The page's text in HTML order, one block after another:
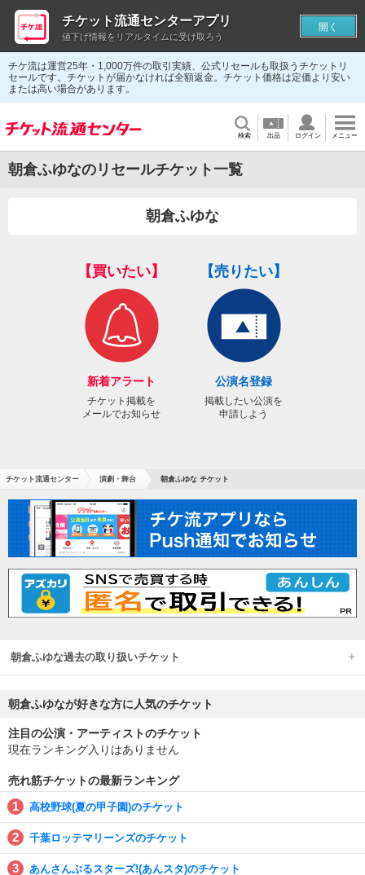
チケ流は運営25年・1,000万件の取引実績、公式リセールも取扱うチケットリ
セールです。チケットが届かなければ全額返金。チケット価格は定価より安い
または高い場合があります。
検索 出品 ログイン メニュー
朝倉ふゆなのリセールチケット一覧
朝倉ふゆな
【買いたい】
新着アラート
チケット掲載を
メールでお知らせ
【売りたい】
公演名登録
掲載したい公演を
申請しよう
チケット流通センター 演劇・舞台 朝倉ふゆな チケット
朝倉ふゆな過去の取り扱いチケット
朝倉ふゆなが好きな方に人気のチケット
注目の公演・アーティストのチケット
現在ランキング入りはありません
売れ筋チケットの最新ランキング
高校野球(夏の甲子園)のチケット
千葉ロッテマリーンズのチケット
あんさんぶるスターズ!(あんスタ)のチケット
チケット流通センターアプリ
値下げ情報をリアルタイムに受け取ろう
開く